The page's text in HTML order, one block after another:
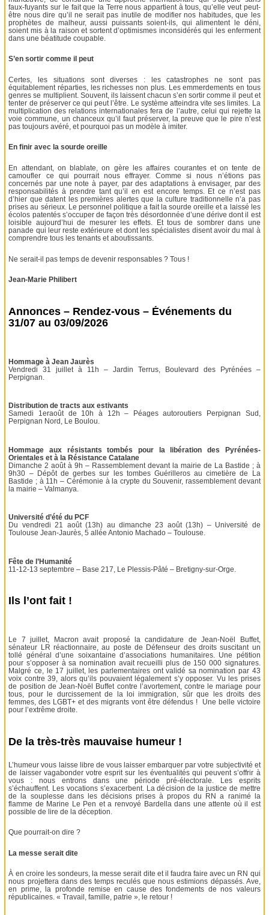
faux-fuyants sur le fait que la Terre nous appartient à tous, qu’elle veut peut-
être nous dire qu’il ne serait pas inutile de modifier nos habitudes, que les
prophètes de malheur, aussi puissants soient-ils, qui alimentent le déni,
soient mis à la raison et sortent d’optimismes inconsidérés qui les enferment
dans une béatitude coupable.
S’en sortir comme il peut
Certes, les situations sont diverses : les catastrophes ne sont pas
équitablement réparties, les richesses non plus. Les emmerdements en tous
genres se multiplient. Souvent, ils laissent chacun s’en sortir comme il peut et
tenter de préserver ce qui peut l’être. Le système atteindra vite ses limites. La
multiplication des relations internationales fera de l’autre, celui qui rejette la
voie commune, un chanceux qu’il faut préserver, la preuve que le pire n’est
pas toujours avéré, et pourquoi pas un modèle à imiter.
En finir avec la sourde oreille
En attendant, on blablate, on gère les affaires courantes et on tente de
camoufler ce qui pourrait nous effrayer. Comme si nous n’étions pas
concernés par une note à payer, par des adaptations à envisager, par des
responsabilités à prendre tant qu’il en est encore temps. Et ce n’est pas
d’hier que datent les premières alertes que la culture traditionnelle n’a pas
prises au sérieux. Le personnel politique a fait la sourde oreille et a laissé les
écolos patentés s’occuper de façon très désordonnée d’une dérive dont il est
loisible aujourd’hui de mesurer les effets. Et tous de sombrer dans une
panade qui leur reste extérieure et dont les spécialistes disent avoir du mal à
comprendre tous les tenants et aboutissants.
Ne serait-il pas temps de devenir responsables ? Tous !
Jean-Marie Philibert
Annonces – Rendez-vous – Événements du
31/07 au 03/09/2026
Hommage à Jean Jaurès
Vendredi 31 juillet à 11h – Jardin Terrus, Boulevard des Pyrénées –
Perpignan.
Distribution de tracts aux estivants
Samedi 1eraoût de 10h à 12h – Péages autoroutiers Perpignan Sud,
Perpignan Nord, Le Boulou.
Hommage aux résistants tombés pour la libération des Pyrénées-
Orientales et à la Résistance Catalane
Dimanche 2 août à 9h – Rassemblement devant la mairie de La Bastide ; à
9h30 – Dépôt de gerbes sur les tombes Guérilleros au cimetière de La
Bastide ; à 11h – Cérémonie à la crypte du Souvenir, rassemblement devant
la mairie – Valmanya.
Université d’été du PCF
Du vendredi 21 août (13h) au dimanche 23 août (13h) – Université de
Toulouse Jean-Jaurès, 5 allée Antonio Machado – Toulouse.
Fête de l’Humanité
11-12-13 septembre – Base 217, Le Plessis-Pâté – Bretigny-sur-Orge.
Ils l’ont fait !
Le 7 juillet, Macron avait proposé la candidature de Jean-Noël Buffet,
sénateur LR réactionnaire, au poste de Défenseur des droits suscitant un
tollé général d’une soixantaine d’associations humanitaires. Une pétition
pour s’opposer à sa nomination avait recueilli plus de 150 000 signatures.
Malgré ce, le 17 juillet, les parlementaires ont validé sa nomination par 43
voix contre 39, alors qu’ils pouvaient légalement s’y opposer. Vu les prises
de position de Jean-Noël Buffet contre l’avortement, contre le mariage pour
tous, pour le durcissement de la loi immigration, sûr que les droits des
femmes, des LGBT+ et des migrants vont être défendus ! Une belle victoire
pour l’extrême droite.
De la très-très mauvaise humeur !
L’humeur vous laisse libre de vous laisser embarquer par votre subjectivité et
de laisser vagabonder votre esprit sur les éventualités qui peuvent s’offrir à
vous : nous entrons dans une période pré-électorale. Les esprits
s’échauffent. Les vocations s’exacerbent. La décision de la justice de mettre
de la souplesse dans les décisions prises à propos du RN a ranimé la
flamme de Marine Le Pen et a renvoyé Bardella dans une attente où il est
possible de lire de la déception.
Que pourrait-on dire ?
La messe serait dite
À en croire les sondeurs, la messe serait dite et il faudra faire avec un RN qui
nous projettera dans des temps reculés que nous estimions dépassés. Ave,
en prime, la profonde remise en cause des fondements de nos valeurs
républicaines. « Travail, famille, patrie », le retour !